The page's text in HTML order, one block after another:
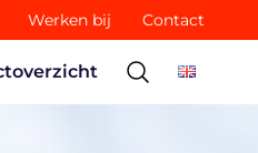
Werken bij Contact